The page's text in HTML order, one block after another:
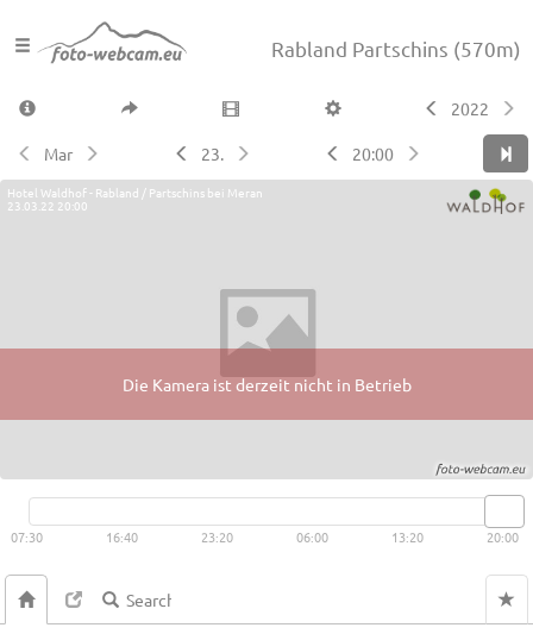
Rabland Partschins (570m)
2022
Mar 23. 20:00
Hotel Waldhof - Rabland / Partschins bei Meran
23.03.22 20:00
Die Kamera ist derzeit nicht in Betrieb
Live video available → View
07:30 16:40 23:20 06:00 13:20 20:00